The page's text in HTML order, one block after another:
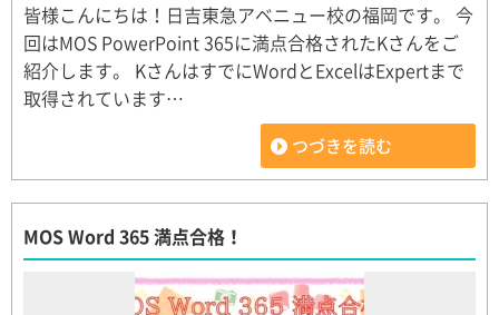
皆様こんにちは！日吉東急アベニュー校の福岡です。 今
回はMOS PowerPoint 365に満点合格されたKさんをご
紹介します。 KさんはすでにWordとExcelはExpertまで
取得されています…
つづきを読む
MOS Word 365 満点合格！